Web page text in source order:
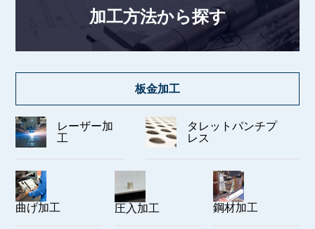
加工方法から探す
板金加工
レーザー加
工
タレットパンチプ
レス
曲げ加工 圧入加工 鋼材加工